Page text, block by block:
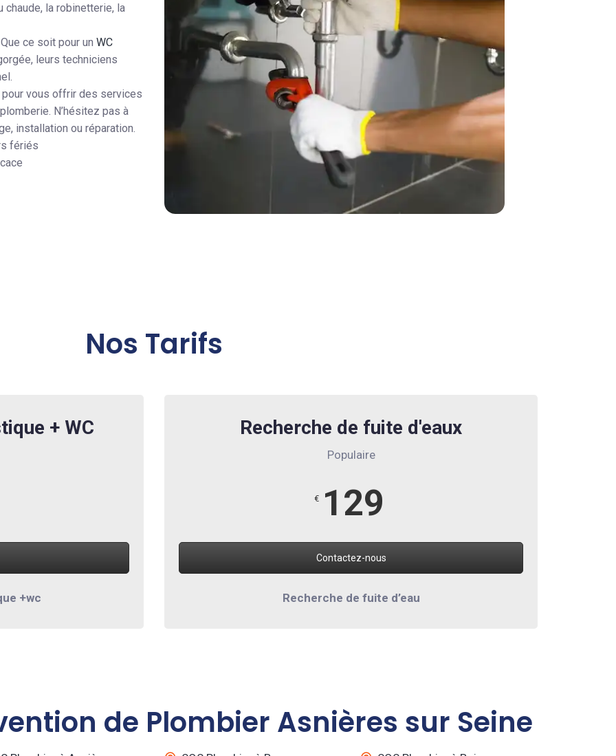
chaude, la robinetterie, la
ce soit pour un WC
leurs techniciens
vous offrir des services
N’hésitez pas à
installation ou réparation.
fériés
Nos Tarifs
+ WC
+wc
Recherche de fuite d'eaux
Populaire
€ 129
Contactez-nous
Recherche de fuite d’eau
de Plombier Asnières sur Seine